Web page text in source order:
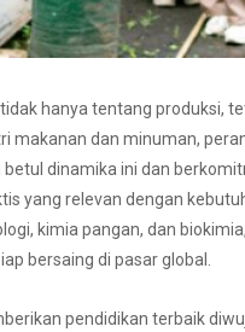
hanya tentang produksi,
makanan dan minuman,
dinamika ini dan
yang relevan dengan
kimia pangan, dan
bersaing di pasar global.
pendidikan terbaik